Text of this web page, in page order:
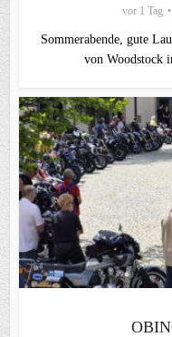
vor 1 Tag
Sommerabende, gute
von Woodstock